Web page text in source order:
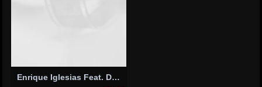
Enrique Iglesias Feat. Descemer Bueno & Gente de Zona: Bailando, Spanish Version